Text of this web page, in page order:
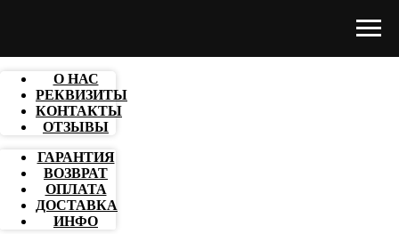
О НАС
РЕКВИЗИТЫ
КОНТАКТЫ
ОТЗЫВЫ
ГАРАНТИЯ
ВОЗВРАТ
ОПЛАТА
ДОСТАВКА
ИНФО